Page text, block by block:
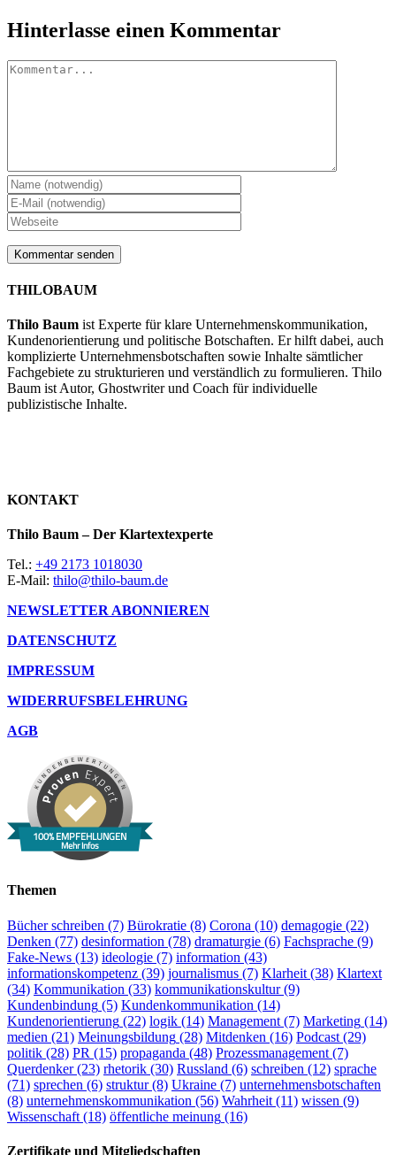
Facebook
X
LinkedIn
WhatsApp
Tumblr
Pinterest
E-
Mail
Hinterlasse einen Kommentar
Kommentar
THILOBAUM
Thilo Baum ist Experte für klare Unternehmenskommunikation,
Kundenorientierung und politische Botschaften. Er hilft dabei, auch
komplizierte Unternehmensbotschaften sowie Inhalte sämtlicher
Fachgebiete zu strukturieren und verständlich zu formulieren. Thilo
Baum ist Autor, Ghostwriter und Coach für individuelle
publizistische Inhalte.
KONTAKT
Thilo Baum – Der Klartextexperte
Tel.: +49 2173 1018030
E-Mail: thilo@thilo-baum.de
NEWSLETTER ABONNIEREN
DATENSCHUTZ
IMPRESSUM
WIDERRUFSBELEHRUNG
AGB
100% EMPFEHLUNGEN
Mehr Infos
Themen
Bücher schreiben (7) Bürokratie (8) Corona (10) demagogie (22)
Denken (77) desinformation (78) dramaturgie (6) Fachsprache (9)
Fake-News (13) ideologie (7) information (43)
informationskompetenz (39) journalismus (7) Klarheit (38) Klartext
(34) Kommunikation (33) kommunikationskultur(9)
Kundenbindung (5) Kundenkommunikation (14)
Kundenorientierung (22) logik (14) Management (7) Marketing (14)
medien (21) Meinungsbildung (28) Mitdenken (16) Podcast (29)
politik (28) PR (15) propaganda (48) Prozessmanagement (7)
Querdenker(23) rhetorik (30) Russland (6) schreiben (12) sprache
(71) sprechen (6) struktur(8) Ukraine (7) unternehmensbotschaften
(8) unternehmenskommunikation (56) Wahrheit (11) wissen (9)
Wissenschaft (18) öffentliche meinung (16)
Zertifikate und Mitgliedschaften